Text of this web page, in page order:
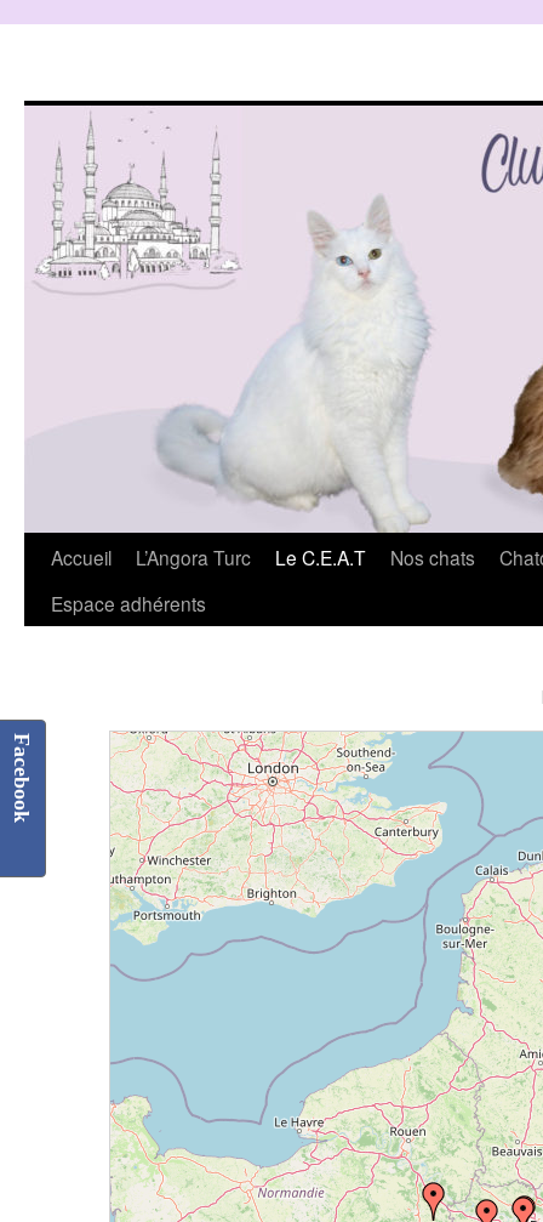
Accueil L’Angora Turc Le C.E.A.T Nos chats
Espace adhérents
Facebook